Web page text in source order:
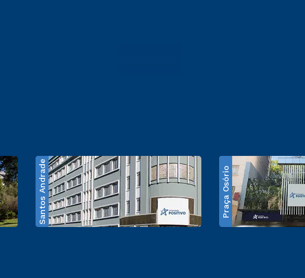
Santos Andrade Praça Osório